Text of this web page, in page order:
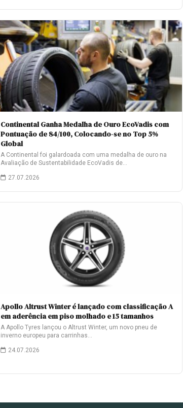
Continental Ganha Medalha de Ouro EcoVadis com
Pontuação de 84/100, Colocando-se no Top 5%
Global
A Continental foi galardoada com uma medalha de ouro na
Avaliação de Sustentabilidade EcoVadis de…
27.07.2026
Apollo Altrust Winter é lançado com classificação A
em aderência em piso molhado e 15 tamanhos
A Apollo Tyres lançou o Altrust Winter, um novo pneu de
inverno europeu para carrinhas…
24.07.2026